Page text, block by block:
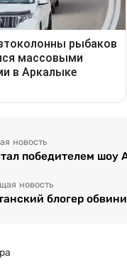
новость
победителем
новость
блогер